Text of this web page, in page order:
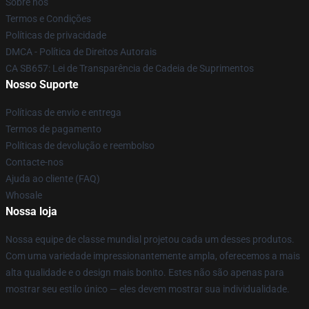
Termos e Condições
Políticas de privacidade
DMCA - Política de Direitos Autorais
CA SB657: Lei de Transparência de Cadeia de Suprimentos
Nosso Suporte
Políticas de envio e entrega
Termos de pagamento
Políticas de devolução e reembolso
Contacte-nos
Ajuda ao cliente (FAQ)
Whosale
Nossa loja
Nossa equipe de classe mundial projetou cada um desses produtos.
Com uma variedade impressionantemente ampla, oferecemos a mais
alta qualidade e o design mais bonito. Estes não são apenas para
mostrar seu estilo único — eles devem mostrar sua individualidade.